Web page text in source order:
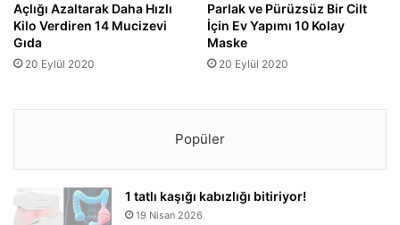
Açlığı Azaltarak Daha Hızlı
Kilo Verdiren 14 Mucizevi
Gıda
20 Eylül 2020
Parlak ve Pürüzsüz Bir Cilt
İçin Ev Yapımı 10 Kolay
Maske
20 Eylül 2020
Popüler
1 tatlı kaşığı kabızlığı bitiriyor!
19 Nisan 2026